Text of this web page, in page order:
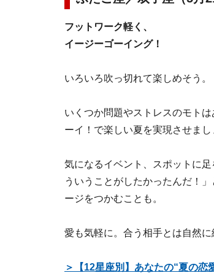
フットワーク軽く、
イージーゴーイング！
いろいろ吹っ切れて楽しめそう。
いくつか問題やストレスのモト
ーイ！で楽しい夏を実現させまし
気になるイベント、スポットに
ういうことがしたかったんだ！
ージをつかむことも。
愛も気軽に。合う相手とは自然に
＞【12星座別】あなたの“夏の恋